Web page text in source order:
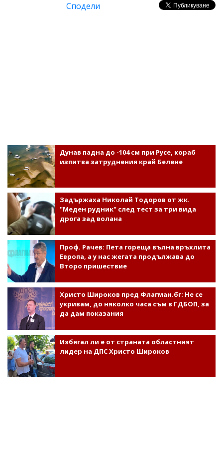
Сподели
Дунав падна до -104 см при Русе, кораб
изпитва затруднения край Белене
Задържаха Николай Тодоров от жк.
"Меден рудник" след тест за три вида
дрога зад волана
Проф. Рачев: Пета гореща вълна връхлита
Европа, а у нас жегата продължава до
Второ пришествие
Христо Широков пред Флагман.бг: Не се
укривам, до няколко часа съм в ГДБОП, за
да дам показания
Избягал ли е от страната областният
лидер на ДПС Христо Широков